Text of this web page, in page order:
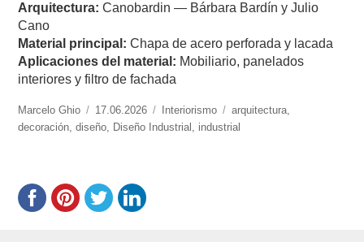
Arquitectura: Canobardin — Bárbara Bardín y Julio
Cano
Material principal: Chapa de acero perforada y lacada
Aplicaciones del material: Mobiliario, panelados
interiores y filtro de fachada
https://www.experimenta.es/author/marcelo-
ghio/
Marcelo Ghio
Publicado
el
17.06.2026 Categorías
Interiorismo Etiquetas
arquitectura,
decoración,diseño, Diseño Industrial , industrial